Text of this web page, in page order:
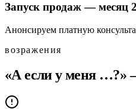
Запуск продаж — месяц 2
Анонсируем платную
возражения
«А если у меня …?»